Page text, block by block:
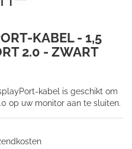
KABEL - 1,5
2.0 - ZWART
kabel is geschikt om
op uw monitor aan te sluiten.